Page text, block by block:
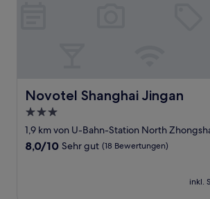
Novotel Shanghai Jingan
Novotel Shanghai Jingan
3.0-
Sterne-
Unterkunft
1,9 km von U-Bahn-Station North
8.0
8,0/10 Sehr gut (18 Bewertungen)
inkl.